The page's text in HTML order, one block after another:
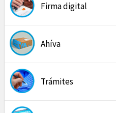
Firma digital
Ahíva
Trámites